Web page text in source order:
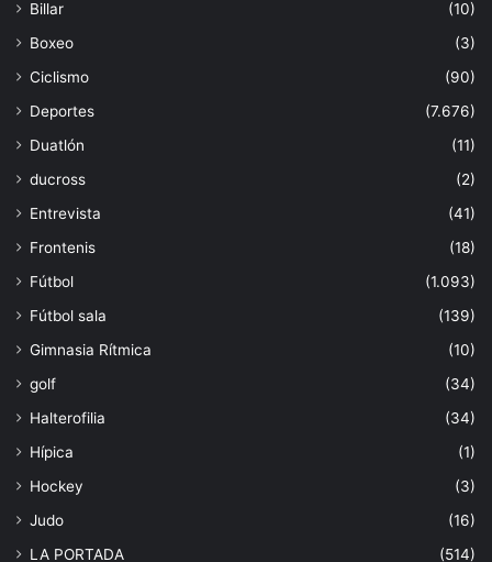
Billar
(10)
Boxeo
(3)
Ciclismo
(90)
Deportes
(7.676)
Duatlón
(11)
ducross
(2)
Entrevista
(41)
Frontenis
(18)
Fútbol
(1.093)
Fútbol sala
(139)
Gimnasia Rítmica
(10)
golf
(34)
Halterofilia
(34)
Hípica
(1)
Hockey
(3)
Judo
(16)
LA PORTADA
(514)